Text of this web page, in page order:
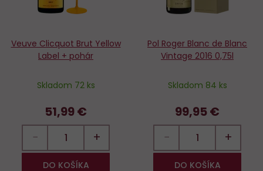
Veuve Clicquot Brut Yellow
Label + pohár
Skladom 72 ks
51,99 €
− +
DO KOŠÍKA
Pol Roger Blanc de Blanc
Vintage 2016 0,75l
Skladom 84 ks
99,95 €
− +
DO KOŠÍKA